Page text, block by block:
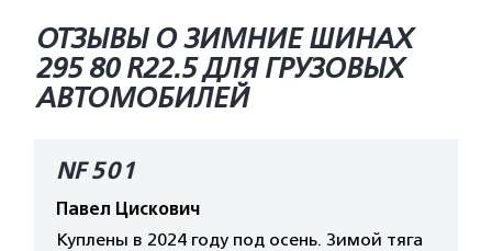
ОТЗЫВЫ О ЗИМНИЕ ШИНАХ
295 80 R22.5 ДЛЯ ГРУЗОВЫХ
АВТОМОБИЛЕЙ
NF 501
Павел Цискович
Куплены в 2024 году под осень. Зимой тяга